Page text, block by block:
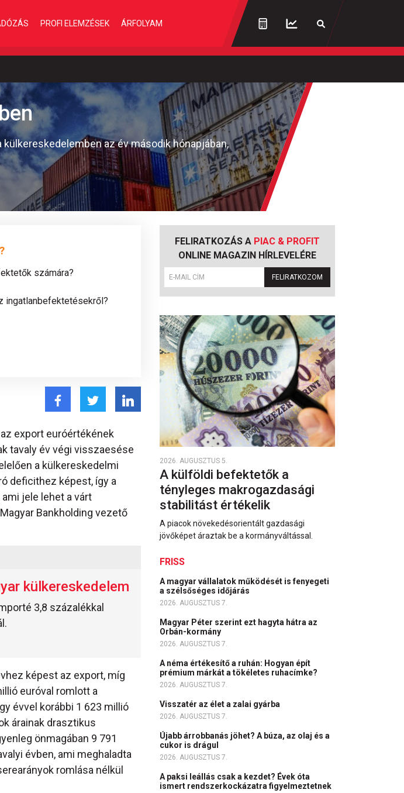
PROFI ELEMZÉSEK ÁRFOLYAM
az év második hónapjában,
számára?
ingatlanbefektetésekről?
export euróértékének
tavaly év végi visszaesése
a külkereskedelmi
deficithez képest, így a
jele lehet a várt
Bankholding vezető
külkereskedelem
3,8 százalékkal
képest az export, míg
euróval romlott a
évvel korábbi 1 623 millió
árainak drasztikus
önmagában 9 791
évben, ami meghaladta
romlása nélkül
FELIRATKOZÁS A PIAC & PROFIT
ONLINE MAGAZIN HÍRLEVELÉRE
FELIRATKOZOM
2026. AUGUSZTUS 5.
A külföldi befektetők a
tényleges makrogazdasági
stabilitást értékelik
A piacok növekedésorientált gazdasági
jövőképet áraztak be a kormányváltással.
FRISS
A magyar vállalatok működését is fenyegeti
a szélsőséges időjárás
2026. AUGUSZTUS 7.
Magyar Péter szerint ezt hagyta hátra az
Orbán-kormány
2026. AUGUSZTUS 7.
A néma értékesítő a ruhán: Hogyan épít
prémium márkát a tökéletes ruhacímke?
2026. AUGUSZTUS 7.
Visszatér az élet a zalai gyárba
2026. AUGUSZTUS 7.
Újabb árrobbanás jöhet? A búza, az olaj és a
cukor is drágul
2026. AUGUSZTUS 7.
A paksi leállás csak a kezdet? Évek óta
ismert rendszerkockázatra figyelmeztetnek